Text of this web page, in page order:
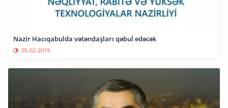
Nazir Hacıqabulda vətəndaşları qəbul edəcək
05-02-2019